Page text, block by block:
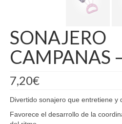
SONAJERO
CAMPANAS
7,20€
Divertido sonajero que entretiene y
Favorece el desarrollo de la